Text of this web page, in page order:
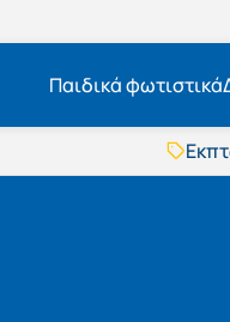
Παιδικά φωτιστικά